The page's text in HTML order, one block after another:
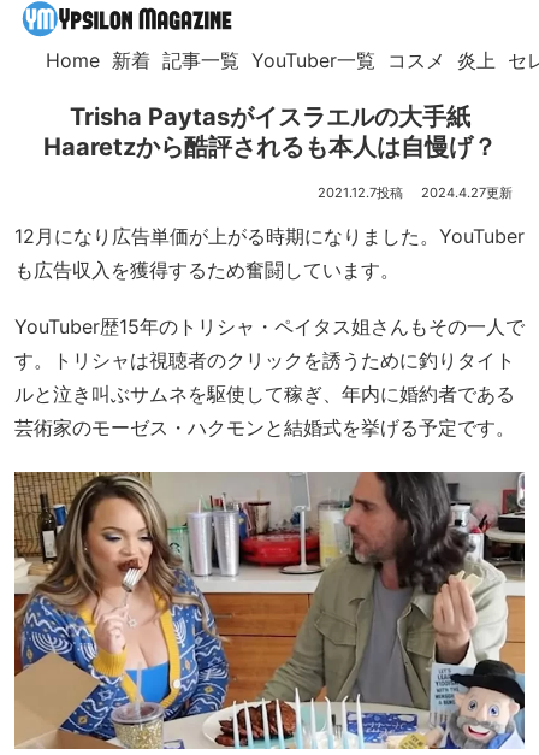
Home 新着 記事一覧 YouTuber一覧 コスメ 炎上 セ
Trisha Paytasがイスラエルの大手紙
Haaretzから酷評されるも本人は自慢げ？
2021.12.7 2024.4.27
12月になり広告単価が上がる時期になりました。YouTuber
も広告収入を獲得するため奮闘しています。
YouTuber歴15年のトリシャ・ペイタス姐さんもその一人で
す。トリシャは視聴者のクリックを誘うために釣りタイト
ルと泣き叫ぶサムネを駆使して稼ぎ、年内に婚約者である
芸術家のモーゼス・ハクモンと結婚式を挙げる予定です。